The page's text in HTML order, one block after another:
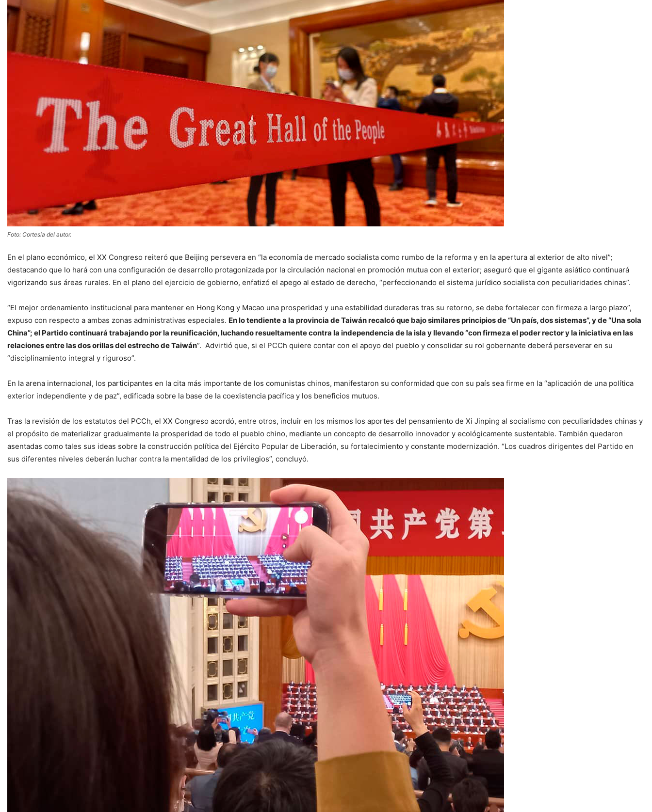
Foto: Cortesía del autor.
En el plano económico, el XX Congreso reiteró que Beijing persevera en “la economía de mercado socialista como rumbo de la reforma y en la apertura al exterior de alto nivel”;
destacando que lo hará con una configuración de desarrollo protagonizada por la circulación nacional en promoción mutua con el exterior; aseguró que el gigante asiático continuará
vigorizando sus áreas rurales. En el plano del ejercicio de gobierno, enfatizó el apego al estado de derecho, “perfeccionando el sistema jurídico socialista con peculiaridades chinas”.
“El mejor ordenamiento institucional para mantener en Hong Kong y Macao una prosperidad y una estabilidad duraderas tras su retorno, se debe fortalecer con firmeza a largo plazo”,
expuso con respecto a ambas zonas administrativas especiales. En lo tendiente a la provincia de Taiwán recalcó que bajo similares principios de “Un país, dos sistemas”, y de “Una sola
China”; el Partido continuará trabajando por la reunificación, luchando resueltamente contra la independencia de la isla y llevando “con firmeza el poder rector y la iniciativa en las
relaciones entre las dos orillas del estrecho de Taiwán”. Advirtió que, si el PCCh quiere contar con el apoyo del pueblo y consolidar su rol gobernante deberá perseverar en su
“disciplinamiento integral y riguroso”.
En la arena internacional, los participantes en la cita más importante de los comunistas chinos, manifestaron su conformidad que con su país sea firme en la “aplicación de una política
exterior independiente y de paz”, edificada sobre la base de la coexistencia pacífica y los beneficios mutuos.
Tras la revisión de los estatutos del PCCh, el XX Congreso acordó, entre otros, incluir en los mismos los aportes del pensamiento de Xi Jinping al socialismo con peculiaridades chinas y
el propósito de materializar gradualmente la prosperidad de todo el pueblo chino, mediante un concepto de desarrollo innovador y ecológicamente sustentable. También quedaron
asentadas como tales sus ideas sobre la construcción política del Ejército Popular de Liberación, su fortalecimiento y constante modernización. “Los cuadros dirigentes del Partido en
sus diferentes niveles deberán luchar contra la mentalidad de los privilegios”, concluyó.